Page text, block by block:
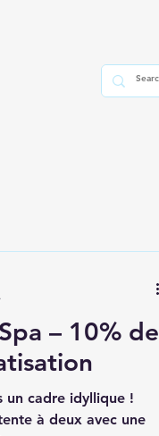
– 10% de
un cadre idyllique !
à deux avec une